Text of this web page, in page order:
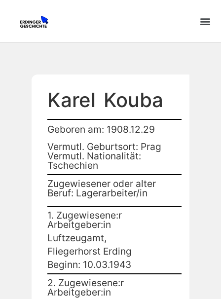
Karel Kouba
Geboren am: 1908.12.29
Vermutl. Geburtsort: Prag
Vermutl. Nationalität:
Tschechien
Zugewiesener oder alter
Beruf: Lagerarbeiter/in
1. Zugewiesene:r
Arbeitgeber:in
Luftzeugamt,
Fliegerhorst Erding
Beginn: 10.03.1943
2. Zugewiesene:r
Arbeitgeber:in